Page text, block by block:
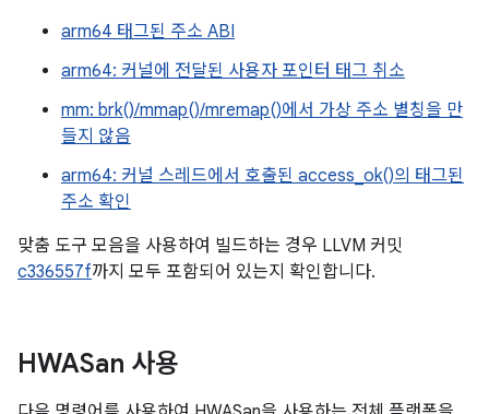
arm64 태그된 주소 ABI
arm64: 커널에 전달된 사용자 포인터 태그 취소
mm: brk()/mmap()/mremap()에서 가상 주소 별칭을 만
들지 않음
arm64: 커널 스레드에서 호출된 access_ok()의 태그된
주소 확인
맞춤 도구 모음을 사용하여 빌드하는 경우 LLVM 커밋
c336557f까지 모두 포함되어 있는지 확인합니다.
HWASan 사용